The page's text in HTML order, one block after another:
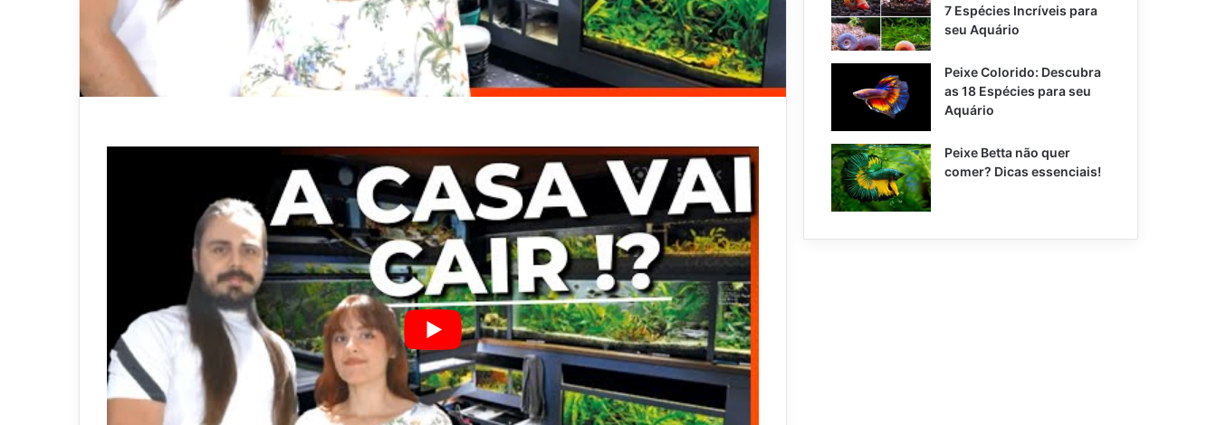
7 Espécies Incríveis para
seu Aquário
Peixe Colorido: Descubra
as 18 Espécies para seu
Aquário
Peixe Betta não quer
comer? Dicas essenciais!